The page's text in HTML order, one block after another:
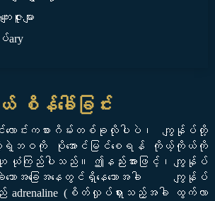
းဇူးများ
ary
န်ခေါ်ခြင်း
ောင်းကစားဂိမ်းတစ်ခုလိုပါပဲ၊ ကျွန်ုပ်တို့
တို့ရဲ့ဘဝကို ပိုအောင်မြင်စေရန် ကိုယ့်ကိုယ်ကို
ယုံကြည်ပါသည်။ ဤနည်းအားဖြင့်၊ ကျွန်ုပ်
ခြေအနေတွင်ရှိနေသောအခါ ကျွန်ုပ်
(စိတ်လှုပ်ရှားသည့်အခါ ထွက်လာ